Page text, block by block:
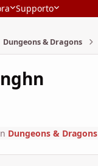
Supporto
Dungeons & Dragons
Dungeons & Dragons